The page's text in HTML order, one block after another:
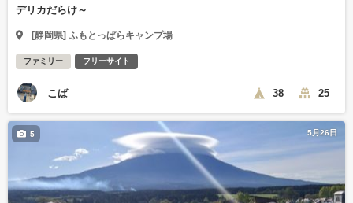
デリカだらけ～
[静岡県] ふもとっぱらキャンプ場
ファミリー フリーサイト
こば 38 25
5月26日
5